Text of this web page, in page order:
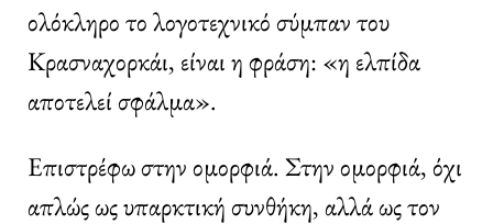
ολόκληρο το λογοτεχνικό σύμπαν του
Κρασναχορκάι, είναι η φράση: «η ελπίδα
αποτελεί σφάλμα».
Επιστρέφω στην ομορφιά. Στην ομορφιά, όχι
απλώς ως υπαρκτική συνθήκη, αλλά ως τον